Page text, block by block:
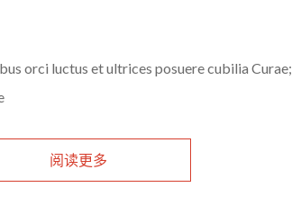
orci luctus et ultrices posuere cubilia Curae;
阅读更多